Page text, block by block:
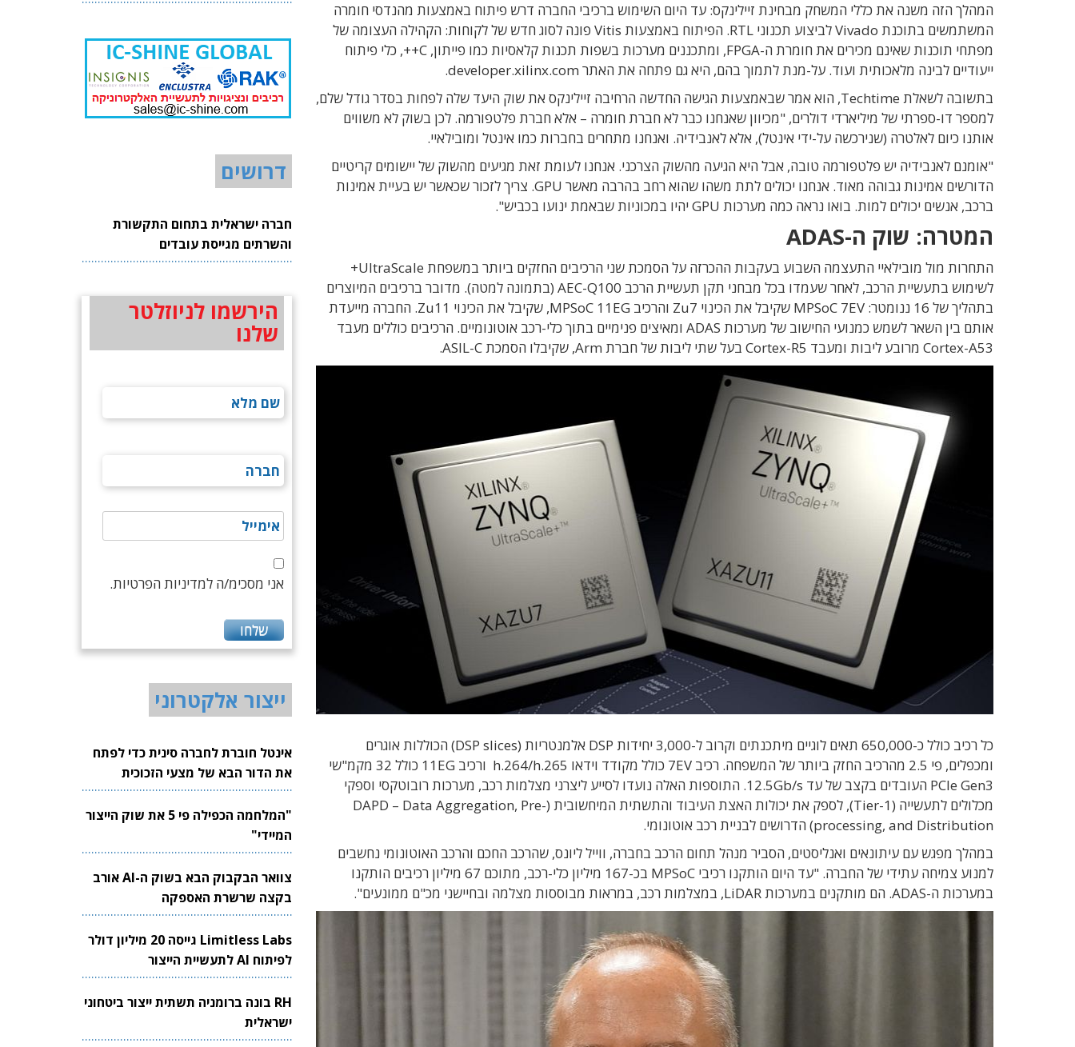
המהלך הזה משנה את כללי המשחק מבחינת זיילינקס: עד היום השימוש ברכיבי החברה דרש פיתוח באמצעות מהנדסי חומרה
המשתמשים בתוכנת Vivado לביצוע תכנוני RTL. הפיתוח באמצעות Vitis פונה לסוג חדש של לקוחות: הקהילה העצומה של
מפתחי תוכנות שאינם מכירים את חומרת ה-FPGA, ומתכננים מערכות בשפות תכנות קלאסיות כמו פייתון, C++, כלי פיתוח
ייעודיים לבינה מלאכותית ועוד. על-מנת לתמוך בהם, היא גם פתחה את האתר developer.xilinx.com.
בתשובה לשאלת Techtime, הוא אמר שבאמצעות הגישה החדשה הרחיבה זיילינקס את שוק היעד שלה לפחות בסדר גודל שלם,
למספר דו-ספרתי של מיליארדי דולרים, "מכיוון שאנחנו כבר לא חברת חומרה – אלא חברת פלטפורמה. לכן בשוק לא משווים
אותנו כיום לאלטרה (שנירכשה על-ידי אינטל), אלא לאנבידיה. ואנחנו מתחרים בחברות כמו אינטל ומובילאיי.
"אומנם לאנבידיה יש פלטפורמה טובה, אבל היא הגיעה מהשוק הצרכני. אנחנו לעומת זאת מגיעים מהשוק של יישומים קריטיים
הדורשים אמינות גבוהה מאוד. אנחנו יכולים לתת משהו שהוא רחב בהרבה מאשר GPU. צריך לזכור שכאשר יש בעיית אמינות
ברכב, אנשים יכולים למות. בואו נראה כמה מערכות GPU יהיו במכוניות שבאמת ינועו בכביש".
המטרה: שוק ה-ADAS
התחרות מול מובילאיי התעצמה השבוע בעקבות ההכרזה על הסמכת שני הרכיבים החזקים ביותר במשפחת UltraScale+
לשימוש בתעשיית הרכב, לאחר שעמדו בכל מבחני תקן תעשיית הרכב AEC-Q100 (בתמונה למטה). מדובר ברכיבים המיוצרים
בתהליך של 16 ננומטר: MPSoC 7EV שקיבל את הכינוי Zu7 והרכיב MPSoC 11EG, שקיבל את הכינוי Zu11. החברה מייעדת
אותם בין השאר לשמש כמנועי החישוב של מערכות ADAS ומאיצים פנימיים בתוך כלי-רכב אוטונומיים. הרכיבים כוללים מעבד
Cortex-A53 מרובע ליבות ומעבד Cortex-R5 בעל שתי ליבות של חברת Arm, שקיבלו הסמכת ASIL-C.
כל רכיב כולל כ-650,000 תאים לוגיים מיתכנתים וקרוב ל-3,000 יחידות DSP אלמנטריות (DSP slices) הכוללות אוגרים
ומכפלים, פי 2.5 מהרכיב החזק ביותר של המשפחה. רכיב 7EV כולל מקודד וידאו h.264/h.265 ורכיב 11EG כולל 32 מקמ"שי
PCIe
Gen3 העובדים בקצב של עד 12.5Gb/s. התוספות האלה נועדו לסייע ליצרני מצלמות רכב, מערכות רובוטקסי וספקי
מכלולים לתעשייה (Tier-1), לספק את יכולות האצת העיבוד והתשתית המיחשובית (DAPD – Data Aggregation, Pre-
processing, and Distribution) הדרושים לבניית רכב אוטונומי.
במהלך מפגש עם עיתונאים ואנליסטים, הסביר מנהל תחום הרכב בחברה, ווייל ליונס, שהרכב החכם והרכב האוטונומי נחשבים
למנוע צמיחה עתידי של החברה. "עד היום הותקנו רכיבי MPSoC בכ-167 מיליון כלי-רכב, מתוכם 67 מיליון רכיבים הותקנו
במערכות ה-ADAS. הם מותקנים במערכות LiDAR, במצלמות רכב, במראות מבוססות מצלמה ובחיישני מכ"ם ממונעים".
דרושים
חברה ישראלית בתחום התקשורת
והשרתים מגייסת עובדים
הירשמו לניוזלטר
שלנו
אני מסכימ/ה למדיניות הפרטיות.
ייצור אלקטרוני
אינטל חוברת לחברה סינית כדי לפתח
את הדור הבא של מצעי הזכוכית
לשבבים
"המלחמה הכפילה פי 5 את שוק הייצור
המיידי"
צוואר הבקבוק הבא בשוק ה-AI אורב
בקצה שרשרת האספקה
Limitless Labs גייסה 20 מיליון דולר
לפיתוח AI לתעשיית הייצור
RH בונה ברומניה תשתית ייצור ביטחוני
ישראלית